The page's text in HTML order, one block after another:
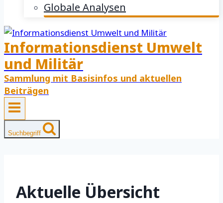
Globale Analysen
Informationsdienst Umwelt
und Militär
Sammlung mit Basisinfos und aktuellen
Beiträgen
Suchbegriff
Aktuelle Übersicht